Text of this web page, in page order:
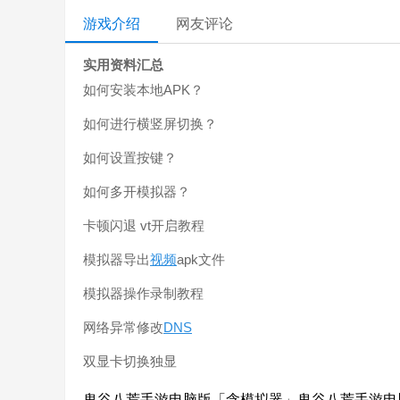
游戏介绍 网友评论
实用资料汇总
如何安装本地APK？
如何进行横竖屏切换？
如何设置按键？
如何多开模拟器？
卡顿闪退 vt开启教程
模拟器导出视频apk文件
模拟器操作录制教程
网络异常修改DNS
双显卡切换独显